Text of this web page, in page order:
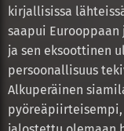
kirjallisissa
saapui
ja sen eksoottinen
persoonallisuus
Alkuperäinen